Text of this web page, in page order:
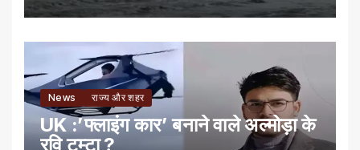
News राज्य और शहर
UK :’फ्लाइंग कार’ बनाने वाले अल्मोड़ा के
रवि टम्टा ?